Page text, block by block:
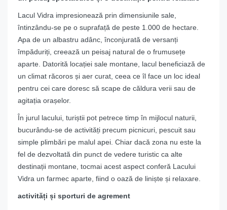
Lacul Vidra impresionează prin dimensiunile sale,
întinzându-se pe o suprafață de peste 1.000 de hectare.
Apa de un albastru adânc, înconjurată de versanți
împăduriți, creează un peisaj natural de o frumusețe
aparte. Datorită locației sale montane, lacul beneficiază de
un climat răcoros și aer curat, ceea ce îl face un loc ideal
pentru cei care doresc să scape de căldura verii sau de
agitația orașelor.
În jurul lacului, turiștii pot petrece timp în mijlocul naturii,
bucurându-se de activități precum picnicuri, pescuit sau
simple plimbări pe malul apei. Chiar dacă zona nu este la
fel de dezvoltată din punct de vedere turistic ca alte
destinații montane, tocmai acest aspect conferă Lacului
Vidra un farmec aparte, fiind o oază de liniște și relaxare.
activități și sporturi de agrement